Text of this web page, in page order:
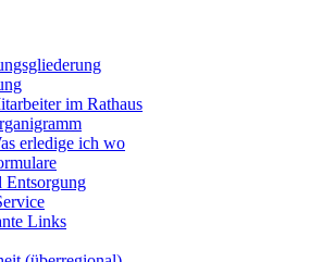
im Rathaus
erledige ich wo
Entsorgung
Links